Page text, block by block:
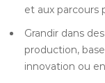
et aux parcours
Grandir dans
production,
innovation ou